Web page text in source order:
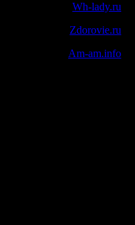
Wh-lady.ru
Zdorovie.ru
Am-am.info